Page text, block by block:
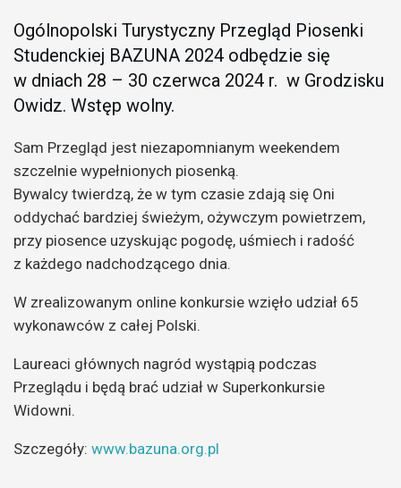
Ogólnopolski Turystyczny Przegląd Piosenki
Studenckiej BAZUNA 2024 odbędzie się
w dniach 28 – 30 czerwca 2024 r. w Grodzisku
Owidz. Wstęp wolny.
Sam Przegląd jest niezapomnianym weekendem
szczelnie wypełnionych piosenką.
Bywalcy twierdzą, że w tym czasie zdają się Oni
oddychać bardziej świeżym, ożywczym powietrzem,
przy piosence uzyskując pogodę, uśmiech i radość
z każdego nadchodzącego dnia.
W zrealizowanym online konkursie wzięło udział 65
wykonawców z całej Polski.
Laureaci głównych nagród wystąpią podczas
Przeglądu i będą brać udział w Superkonkursie
Widowni.
Szczegóły: www.bazuna.org.pl